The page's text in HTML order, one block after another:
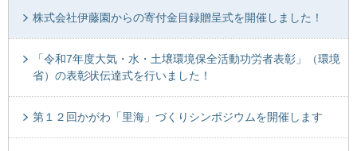
株式会社伊藤園からの寄付金目録贈呈式を開催しました！
「令和7年度大気・水・土壌環境保全活動功労者表彰」（環境
省）の表彰状伝達式を行いました！
第１２回かがわ「里海」づくりシンポジウムを開催します